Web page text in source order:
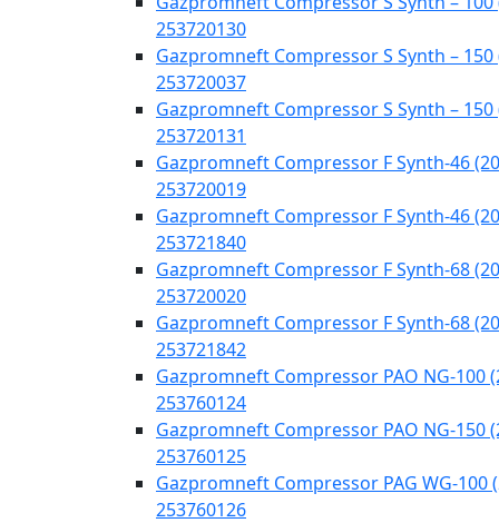
253720130
Gazpromneft Compressor S Synth – 150
253720037
Gazpromneft Compressor S Synth – 150
253720131
Gazpromneft Compressor F Synth-46
253720019
Gazpromneft Compressor F Synth-46
253721840
Gazpromneft Compressor F Synth-68
253720020
Gazpromneft Compressor F Synth-68
253721842
Gazpromneft Compressor PAO NG-100
253760124
Gazpromneft Compressor PAO NG-150
253760125
Gazpromneft Compressor PAG WG-100
253760126